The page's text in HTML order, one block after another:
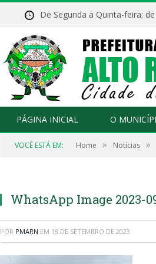
De Segunda a Quinta-feira:
PÁGINA INICIAL O
VOCÊ ESTÁ EM: Home » Notícias »
WhatsApp Image 2023-
POR PMARN EM 18 DE SETEMBRO DE 2023